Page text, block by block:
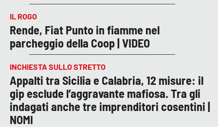
IL ROGO
Rende, Fiat Punto in fiamme nel
parcheggio della Coop | VIDEO
INCHIESTA SULLO STRETTO
Appalti tra Sicilia e Calabria, 12 misure: il
gip esclude l’aggravante mafiosa. Tra gli
indagati anche tre imprenditori cosentini |
NOMI